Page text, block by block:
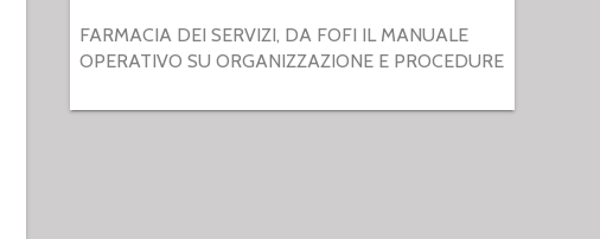
FARMACIA DEI SERVIZI, DA FOFI IL MANUALE
OPERATIVO SU ORGANIZZAZIONE E PROCEDURE